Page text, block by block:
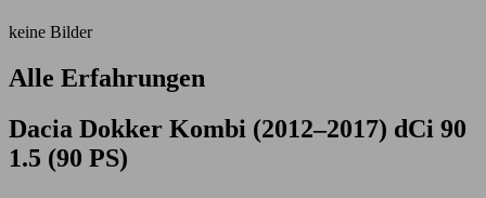
keine Bilder
Alle Erfahrungen
Dacia Dokker Kombi (2012–2017) dCi 90
1.5 (90 PS)